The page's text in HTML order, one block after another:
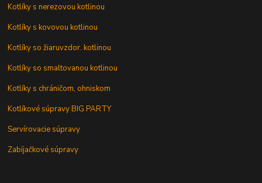
Kotlíky s nerezovou kotlinou
Kotlíky s kovovou kotlinou
Kotlíky so žiaruvzdor. kotlinou
Kotlíky so smaltovanou kotlinou
Kotlíky s chráničom, ohniskom
Kotlíkové súpravy BIG PARTY
Servírovacie súpravy
Zabíjačkové súpravy